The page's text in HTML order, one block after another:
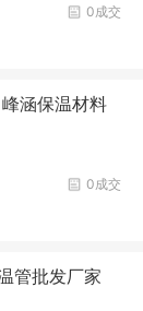
0成交
涵保温材料
0成交
管批发厂家